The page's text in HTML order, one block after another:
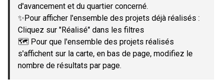
d'avancement et du quartier concerné.
✨Pour afficher l'ensemble des projets déjà réalisés :
Cliquez sur "Réalisé" dans les filtres
🗺️ Pour que l'ensemble des projets réalisés
s'affichent sur la carte, en bas de page, modifiez le
nombre de résultats par page.